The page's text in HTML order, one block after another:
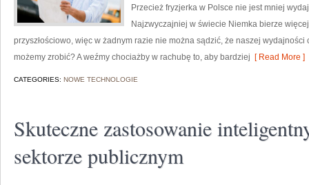
Przecież fryzjerka w Polsce nie jest mniej
Najzwyczajniej w świecie Niemka bierze
przyszłościowo, więc w żadnym razie nie można sądzić, że naszej
możemy zrobić? A weźmy chociażby w rachubę to, aby bardziej [ Read More ]
CATEGORIES: NOWE TECHNOLOGIE
Skuteczne zastosowanie
sektorze publicznym